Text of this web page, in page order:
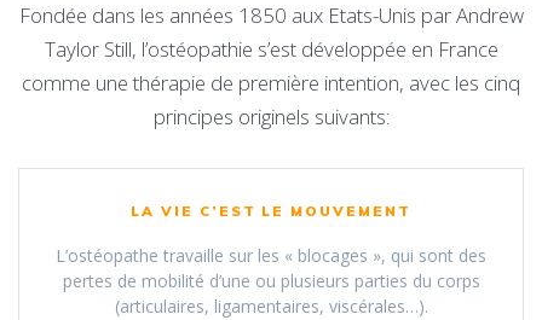
Fondée dans les années 1850 aux Etats-Unis par Andrew
Taylor Still, l’ostéopathie s’est développée en France
comme une thérapie de première intention, avec les cinq
principes originels suivants:
LA VIE C’EST LE MOUVEMENT
L’ostéopathe travaille sur les « blocages », qui sont des
pertes de mobilité d’une ou plusieurs parties du corps
(articulaires, ligamentaires, viscérales…).